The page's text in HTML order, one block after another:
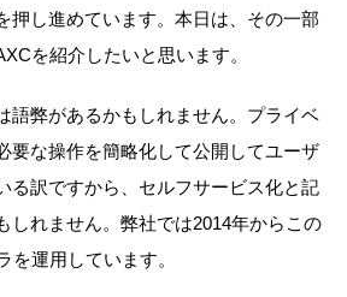
押し進めています。本日は、その一部
を紹介したいと思います。
語弊があるかもしれません。プライベ
要な操作を簡略化して公開してユーザ
る訳ですから、 セルフサービス化と記
しれません。弊社では2014年からこの
を運用しています。